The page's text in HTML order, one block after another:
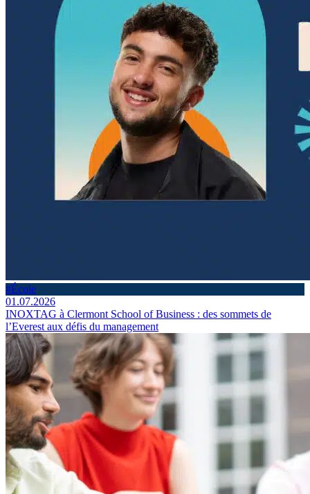
#École
01.07.2026
INOXTAG à Clermont School of Business : des sommets de
l’Everest aux défis du management